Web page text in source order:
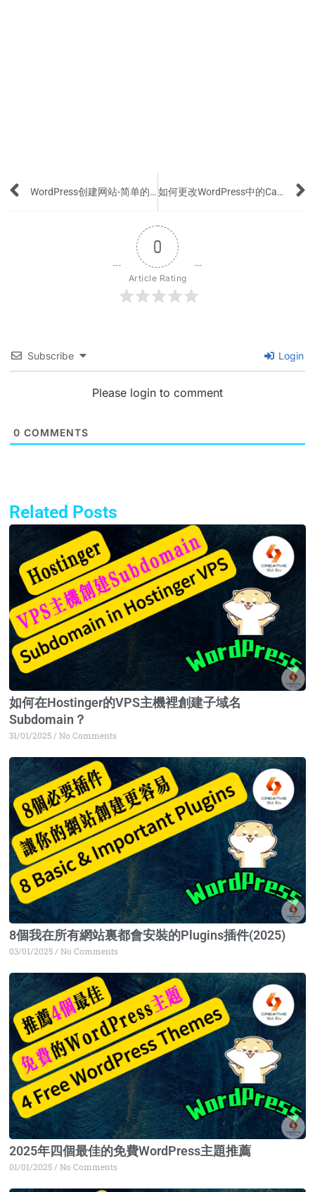
Prev WordPress创建网站-简单的Plugin保护网站免受黑客攻击 如何更改WordPress中的Category类别顺序？
0
Article Rating
Subscribe Login
Please login to comment
0 COMMENTS
Related Posts
如何在Hostinger的VPS主機裡創建子域名
Subdomain？
31/01/2025 No Comments
8個我在所有網站裏都會安裝的Plugins插件(2025)
03/01/2025 No Comments
2025年四個最佳的免費WordPress主題推薦
01/01/2025 No Comments
PagePagePage Page